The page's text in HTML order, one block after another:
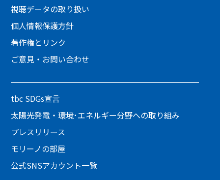
視聴データの取り扱い
個人情報保護方針
著作権とリンク
ご意見・お問い合わせ
tbc SDGs宣言
太陽光発電・環境･エネルギー分野への取り組み
プレスリリース
モリーノの部屋
公式SNSアカウント一覧